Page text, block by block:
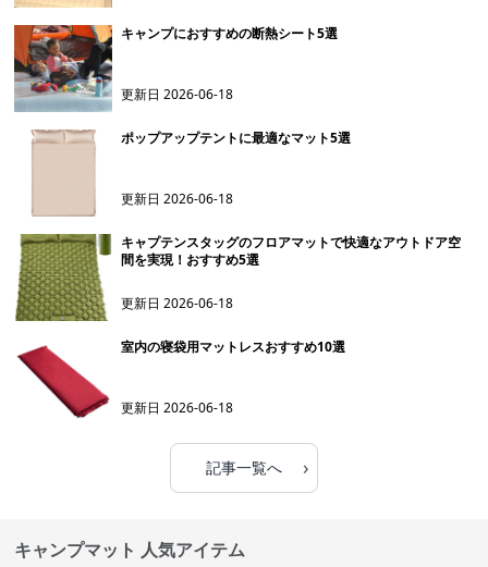
キャンプにおすすめの断熱シート5選
更新日2026-06-18
ポップアップテントに最適なマット5選
更新日2026-06-18
キャプテンスタッグのフロアマットで快適なアウトドア空
間を実現！おすすめ5選
更新日2026-06-18
室内の寝袋用マットレスおすすめ10選
更新日2026-06-18
記事一覧へ ›
キャンプマット 人気アイテム